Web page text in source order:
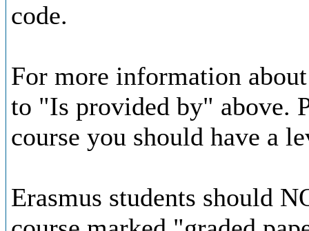
code.
For more information
to "Is provided by" above.
course you should have a
Erasmus students should